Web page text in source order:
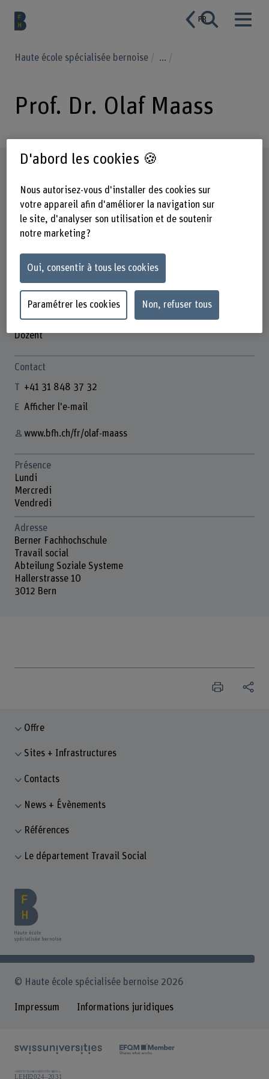
FR
Haute école spécialisée bernoise ...
Prof. Dr. Olaf Maass
Profil
Prof. Dr. Olaf Maass
Dozent
Contact
+41 31 848 37 32
Afficher l'e-mail
www.bfh.ch/fr/olaf-maass
Présence
Lundi
Mercredi
Vendredi
Adresse
Berner Fachhochschule
Travail social
Abteilung Soziale Systeme
Hallerstrasse 10
3012 Bern
Offre
Sites + Infrastructures
Contacts
News + Évènements
Références
Le département Travail Social
© Haute école spécialisée bernoise 2026
Impressum Informations juridiques
D'abord les cookies 🍪
Nous autorisez-vous d'installer des cookies sur
votre appareil afin d'améliorer la navigation sur
le site, d'analyser son utilisation et de soutenir
notre marketing ?
Oui, consentir à tous les cookies
Paramétrer les cookies Non, refuser tous